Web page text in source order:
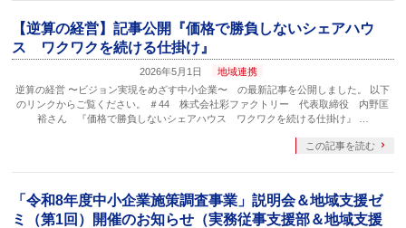
【逆算の経営】記事公開『価格で勝負しないシェアハウ
ス ワクワクを続ける仕掛け』
2026年5月1日
地域連携
逆算の経営 〜ビジョン実現をめざす中小企業〜 の最新記事を公開しました。 以下
のリンクからご覧ください。 ＃44 株式会社彩ファクトリー 代表取締役 内野匡
裕さん 『価格で勝負しないシェアハウス ワクワクを続ける仕掛け』 …
この記事を読む
「令和8年度中小企業施策調査事業」説明会＆地域支援ゼ
ミ（第1回）開催のお知らせ（実務従事支援部＆地域支援